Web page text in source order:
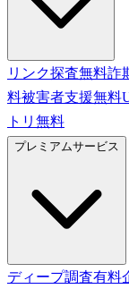
リンク探査無料詐
料被害者支援無料
トリ 無料
プレミアムサービス
ディープ調査有料